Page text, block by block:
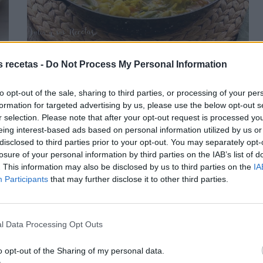
recetas - Do Not Process My Personal Information
opt-out of the sale, sharing to third parties, or processing of your
for targeted advertising by us, please use the below opt-out
selection. Please note that after your opt-out request is processed
interest-based ads based on personal information utilized by us
to third parties prior to your opt-out. You may separately
of your personal information by third parties on the IAB’s list of
This information may also be disclosed by us to third parties on the
Participants that may further disclose it to other third parties.
Data Processing Opt Outs
opt-out of the Sharing of my personal data.
este arroz con verdura, fácil y rápido. Los
ingredientes los tenemos en casa, y las verduras...
pues las que mas te gusten o las que tengas a
mano. Pero...
leer más